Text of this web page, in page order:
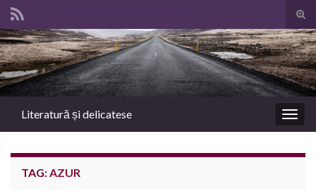
Search for:
Literatură și delicatese
TAG: AZUR